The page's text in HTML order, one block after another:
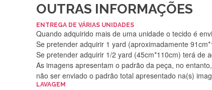
OUTRAS INFORMAÇÕES
ENTREGA DE VÁRIAS UNIDADES
Quando adquirido mais de uma unidade o tecido é
Se pretender adquirir 1 yard (aproximadamente
Se pretender adquirir 1/2 yard (45cm*110cm) terá de
As imagens apresentam o padrão da peça, no
não ser enviado o padrão total apresentado na(s)
LAVAGEM